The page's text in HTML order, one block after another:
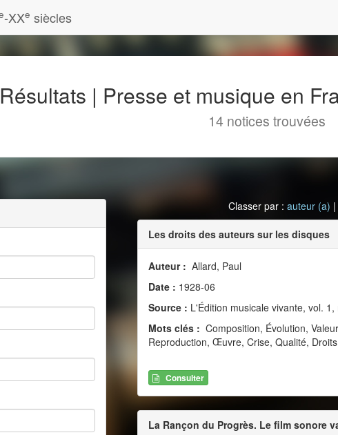
-XXe siècles
Résultats | Presse et musique en
14 notices trouvées
Classer par :auteur (a)
Les droits des auteurs sur les disques
Auteur : Allard, Paul
Date : 1928-06
Source : L'Édition musicale vivante, vol.
Mots clés : Composition, Évolution,
Reproduction, Œuvre, Crise, Qualité,
Consulter
La Rançon du Progrès. Le film sonore